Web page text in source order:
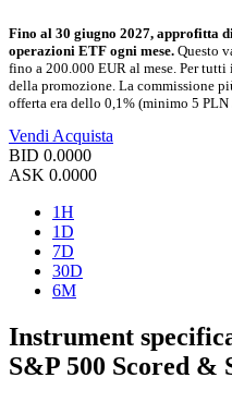
Fino al 30 giugno 2027, approfitta
operazioni ETF ogni mese. Questo
fino a 200.000 EUR al mese. Per
della promozione. La commissione
offerta era dello 0,1% (minimo 5 PLN
Vendi Acquista
BID 0.0000
ASK 0.0000
1H
1D
7D
30D
6M
Instrument
S&P 500 Scored &